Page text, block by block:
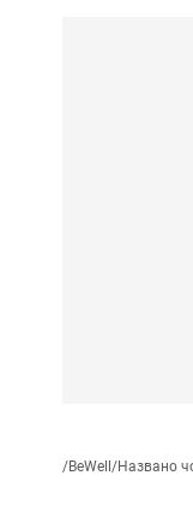
/BeWell/Названо